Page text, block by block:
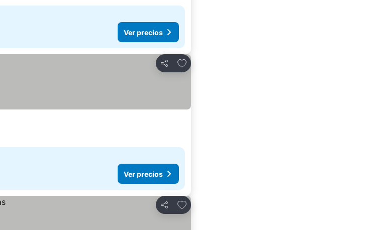
Ver precios
Compartir
Agregar a favoritos
Ver precios
Compartir
Agregar a favoritos